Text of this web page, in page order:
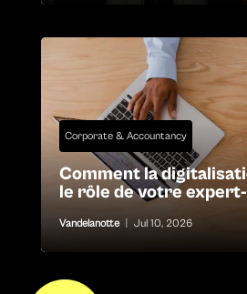
Corporate & Accountancy
Comment la
le rôle de votre
Vandelanotte Jul 10, 2026